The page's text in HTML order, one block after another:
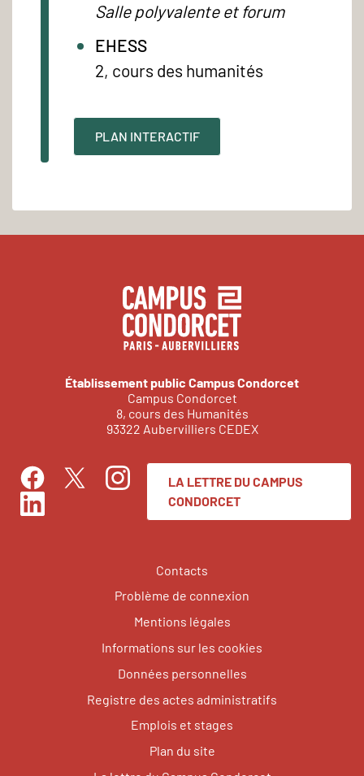
Salle polyvalente et forum
EHESS
2, cours des humanités
PLAN INTERACTIF
Établissement public Campus Condorcet
Campus Condorcet
8, cours des Humanités
93322 Aubervilliers CEDEX
FacebookTwitterInstagram
LinkedIn
LA LETTRE DU CAMPUS
CONDORCET
Contacts
Problème de connexion
Mentions légales
Informations sur les cookies
Données personnelles
Registre des actes administratifs
Emplois et stages
Plan du site